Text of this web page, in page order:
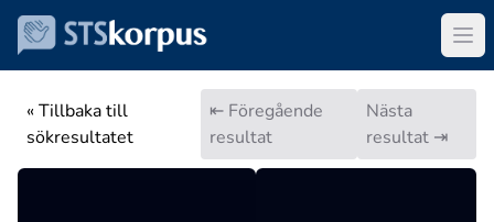
« Tillbaka till
sökresultatet
⇤ Föregående
resultat
Nästa
resultat ⇥